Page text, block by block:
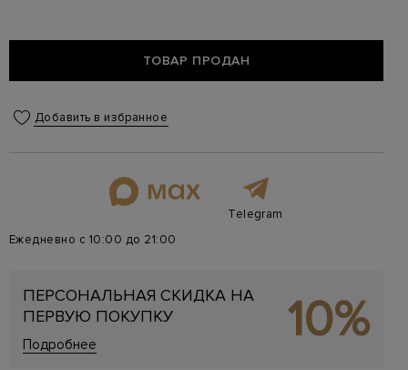
ТОВАР ПРОДАН
Добавить в избранное
Telegram
Ежедневно с 10:00 до 21:00
ПЕРСОНАЛЬНАЯ СКИДКА НА
ПЕРВУЮ ПОКУПКУ
Подробнее 10%